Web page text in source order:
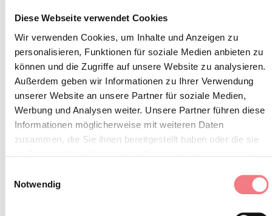
Diese Webseite verwendet Cookies
Wir verwenden Cookies, um Inhalte und Anzeigen zu
personalisieren, Funktionen für soziale Medien anbieten zu
können und die Zugriffe auf unsere Website zu analysieren.
Außerdem geben wir Informationen zu Ihrer Verwendung
unserer Website an unsere Partner für soziale Medien,
Werbung und Analysen weiter. Unsere Partner führen diese
Informationen möglicherweise mit weiteren Daten
zusammen, die Sie ihnen bereitgestellt haben oder die sie
Notwendig